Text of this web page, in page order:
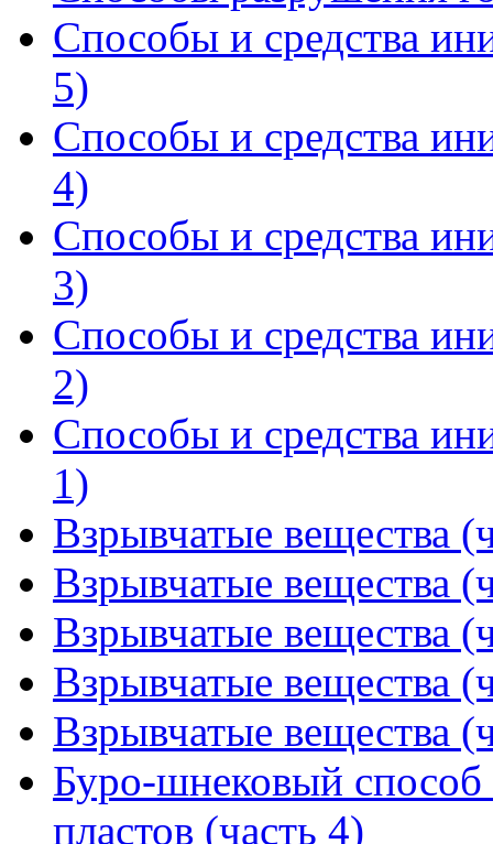
Способы и средства
5)
Способы и средства
4)
Способы и средства
3)
Способы и средства
2)
Способы и средства
1)
Взрывчатые вещества
Взрывчатые вещества
Взрывчатые вещества
Взрывчатые вещества
Взрывчатые вещества
Буро-шнековый
пластов (часть 4)